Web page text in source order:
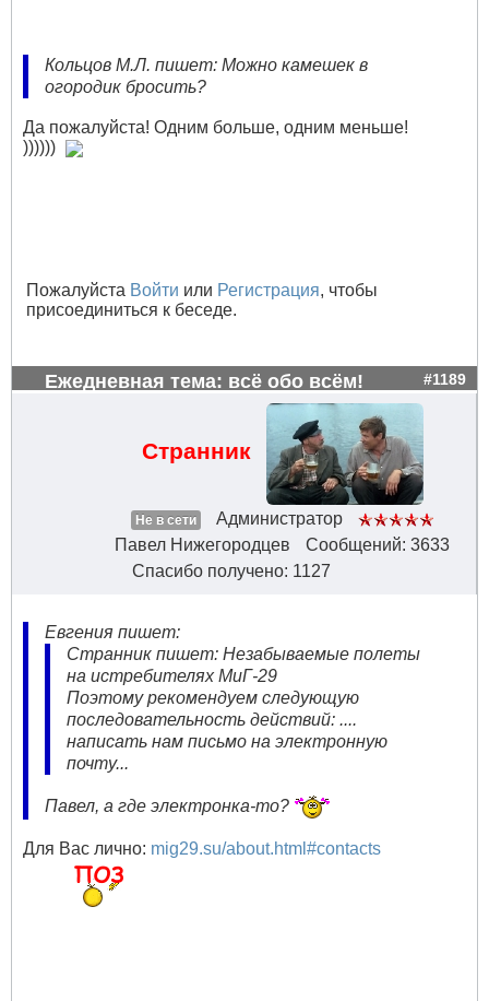
Кольцов М.Л. пишет: Можно камешек в
огородик бросить?
Да пожалуйста! Одним больше, одним меньше!
))))))
Пожалуйста Войти или Регистрация, чтобы
присоединиться к беседе.
Ежедневная тема: всё обо всём! #1189
Странник
Не в сети
Администратор
Павел Нижегородцев
Сообщений: 3633
Спасибо получено: 1127
Евгения пишет:
Странник пишет: Незабываемые полеты
на истребителях МиГ-29
Поэтому рекомендуем следующую
последовательность действий: ....
написать нам письмо на электронную
почту...
Павел, а где электронка-то?
Для Вас лично: mig29.su/about.html#contacts